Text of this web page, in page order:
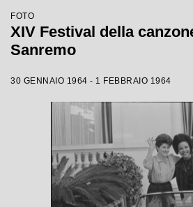
FOTO
XIV Festival della
Sanremo
30 GENNAIO 1964 - 1 FEBBRAIO 1964